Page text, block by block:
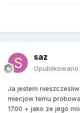
saz
Opublikowano
Ja jestem
miecjow temu
1700 + jako ze jego